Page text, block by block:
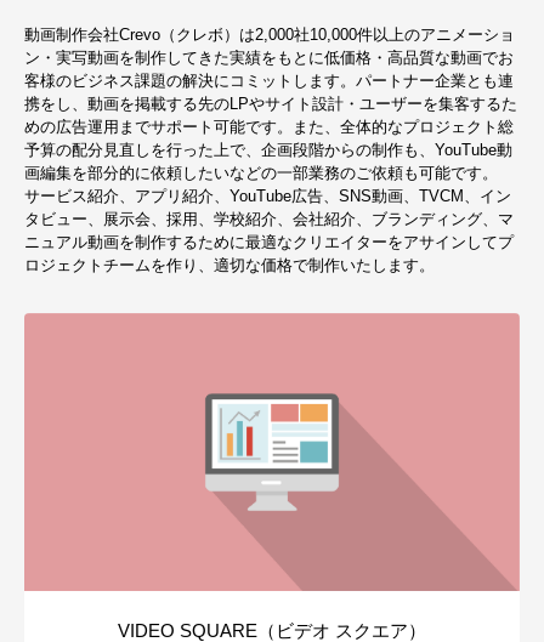
動画制作会社Crevo（クレボ）は2,000社10,000件以上のアニメーショ
ン・実写動画を制作してきた実績をもとに低価格・高品質な動画でお
客様のビジネス課題の解決にコミットします。パートナー企業とも連
携をし、動画を掲載する先のLPやサイト設計・ユーザーを集客するた
めの広告運用までサポート可能です。また、全体的なプロジェクト総
予算の配分見直しを行った上で、企画段階からの制作も、YouTube動
画編集を部分的に依頼したいなどの一部業務のご依頼も可能です。
サービス紹介、アプリ紹介、YouTube広告、SNS動画、TVCM、イン
タビュー、展示会、採用、学校紹介、会社紹介、ブランディング、マ
ニュアル動画を制作するために最適なクリエイターをアサインしてプ
ロジェクトチームを作り、適切な価格で制作いたします。
VIDEO SQUARE（ビデオ スクエア）